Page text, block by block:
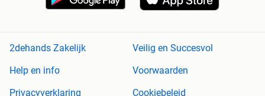
2dehands Zakelijk
Veilig en Succesvol
Help en info
Voorwaarden
Privacyverklaring
Cookiebeleid